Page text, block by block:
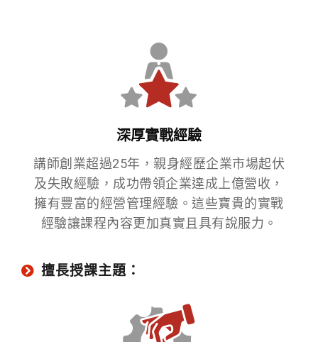
深厚實戰經驗
講師創業超過25年，親身經歷企業市場起伏
及失敗經驗，成功帶領企業達成上億營收，
擁有豐富的經營管理經驗。這些寶貴的實戰
經驗讓課程內容更加真實且具有說服力。
擅長授課主題：